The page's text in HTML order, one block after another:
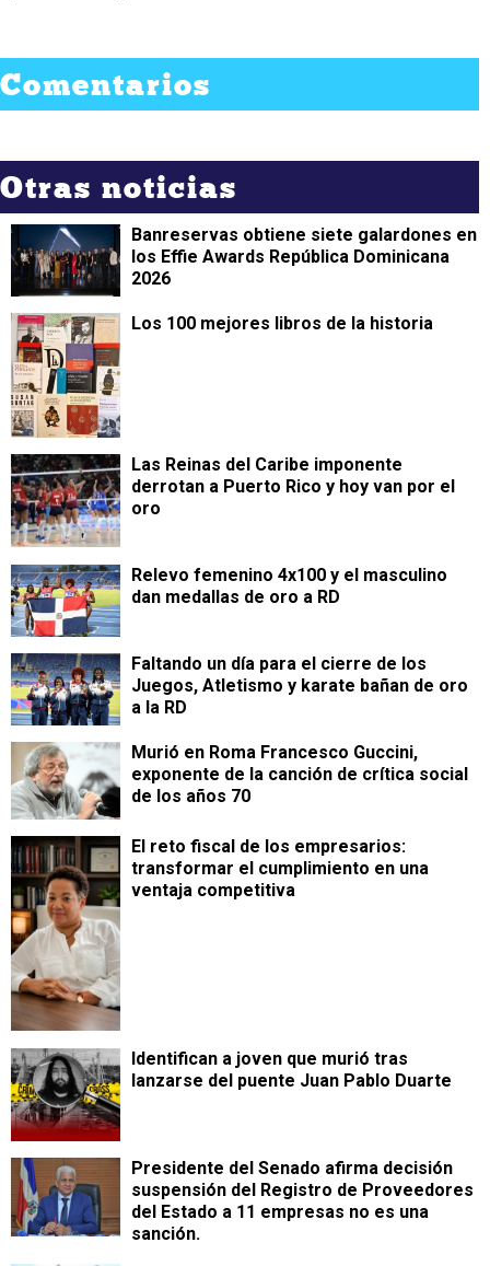
Comentarios
Otras noticias
Banreservas obtiene siete galardones en
los Effie Awards República Dominicana
2026
Los 100 mejores libros de la historia
Las Reinas del Caribe imponente
derrotan a Puerto Rico y hoy van por el
oro
Relevo femenino 4x100 y el masculino
dan medallas de oro a RD
Faltando un día para el cierre de los
Juegos, Atletismo y karate bañan de oro
a la RD
Murió en Roma Francesco Guccini,
exponente de la canción de crítica social
de los años 70
​El reto fiscal de los empresarios:
transformar el cumplimiento en una
ventaja competitiva
Identifican a joven que murió tras
lanzarse del puente Juan Pablo Duarte
Presidente del Senado afirma decisión
suspensión del Registro de Proveedores
del Estado a 11 empresas no es una
sanción.